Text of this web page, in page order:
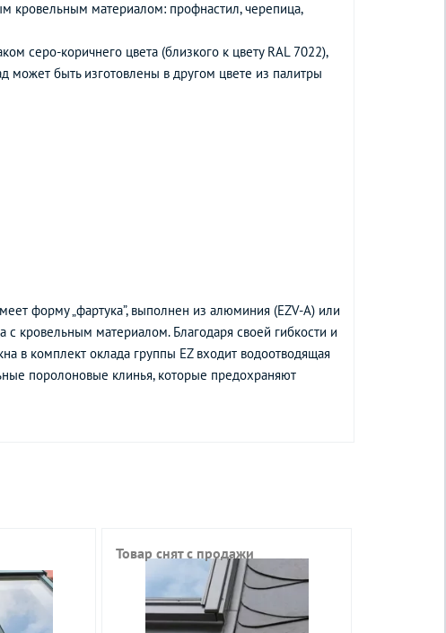
кровельным материалом: профнастил, черепица,
серо-коричнего цвета (близкого к цвету RAL 7022),
может быть изготовлены в другом цвете из палитры
форму „фартука”, выполнен из алюминия (EZV-A) или
с кровельным материалом. Благодаря своей гибкости и
в комплект оклада группы EZ входит водоотводящая
поролоновые клинья, которые предохраняют
Товар снят с продажи